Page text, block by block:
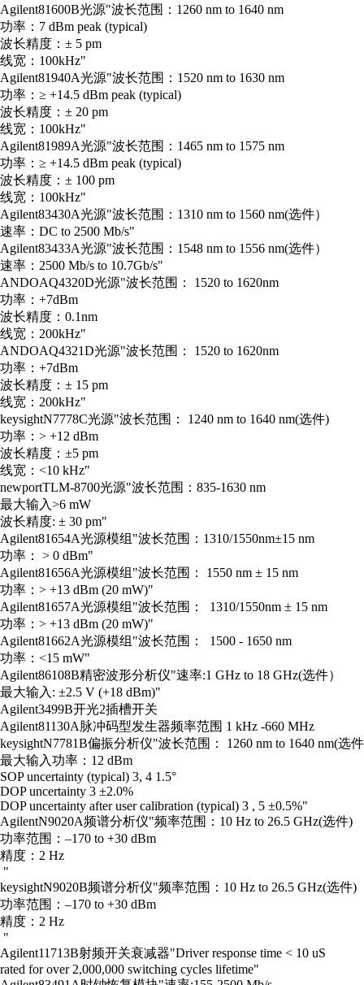
Agilent81600B光源"波长范围：1260 nm to 1640 nm
功率：7 dBm peak (typical)
波长精度：± 5 pm
线宽：100kHz"
Agilent81940A光源"波长范围：1520 nm to 1630 nm
功率：≥ +14.5 dBm peak (typical)
波长精度：± 20 pm
线宽：100kHz"
Agilent81989A光源"波长范围：1465 nm to 1575 nm
功率：≥ +14.5 dBm peak (typical)
波长精度：± 100 pm
线宽：100kHz"
Agilent83430A光源"波长范围：1310 nm to 1560 nm(选件）
速率：DC to 2500 Mb/s"
Agilent83433A光源"波长范围：1548 nm to 1556 nm(选件）
速率：2500 Mb/s to 10.7Gb/s"
ANDOAQ4320D光源"波长范围： 1520 to 1620nm
功率：+7dBm
波长精度：0.1nm
线宽：200kHz"
ANDOAQ4321D光源"波长范围： 1520 to 1620nm
功率：+7dBm
波长精度：± 15 pm
线宽：200kHz"
keysightN7778C光源"波长范围： 1240 nm to 1640 nm(选件)
功率：> +12 dBm
波长精度：±5 pm
线宽：<10 kHz"
newportTLM-8700光源"波长范围：835-1630 nm
最大输入>6 mW
波长精度: ± 30 pm"
Agilent81654A光源模组 "波长范围：1310/1550nm±15 nm
功率： > 0 dBm"
Agilent81656A光源模组 "波长范围： 1550 nm ± 15 nm
功率：> +13 dBm (20 mW)"
Agilent81657A光源模组 "波长范围： 1310/1550nm ± 15 nm
功率：> +13 dBm (20 mW)"
Agilent81662A光源模组 "波长范围： 1500 - 1650 nm
功率：<15 mW"
Agilent86108B精密波形分析仪"速率:1 GHz to 18 GHz(选件）
最大输入: ±2.5 V (+18 dBm)"
Agilent3499B开光2插槽开关
Agilent81130A脉冲码型发生器频率范围 1 kHz -660 MHz
keysightN7781B偏振分析仪"波长范围： 1260 nm to 1640 nm(选
最大输入功率：12 dBm
SOP uncertainty (typical) 3, 4 1.5°
DOP uncertainty 3 ±2.0%
DOP uncertainty after user calibration (typical) 3 , 5 ±0.5%"
AgilentN9020A频谱分析仪"频率范围：10 Hz to 26.5 GHz(选件)
功率范围：–170 to +30 dBm
精度：2 Hz
"
keysightN9020B频谱分析仪"频率范围：10 Hz to 26.5 GHz(选件)
功率范围：–170 to +30 dBm
精度：2 Hz
"
Agilent11713B射频开关衰减器"Driver response time < 10 uS
rated for over 2,000,000 switching cycles lifetime"